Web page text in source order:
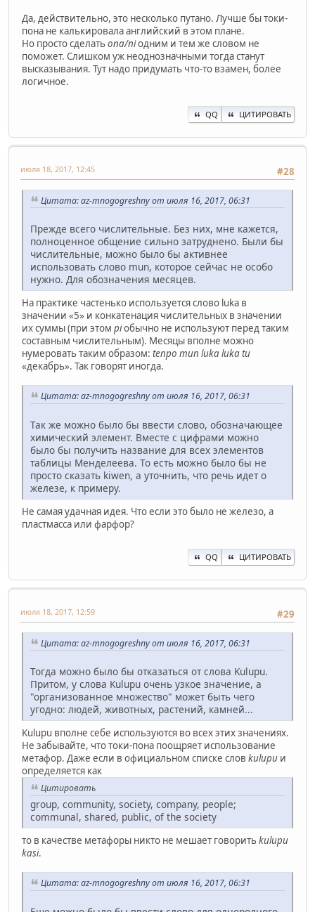
Да, действительно, это несколько путано. Лучше бы токи-
пона не калькировала английский в этом плане.
Но просто сделатьona/niодним и тем же словом не
поможет. Слишком уж неоднозначными тогда станут
высказывания. Тут надо придумать что-то взамен, более
логичное.
QQ ЦИТИРОВАТЬ
#28
июля 18, 2017, 12:45
Цитата: az-mnogogreshny от июля 16, 2017, 06:31
Прежде всего числительные. Без них, мне кажется,
полноценное общение сильно затруднено. Были бы
числительные, можно было бы активнее
использовать слово mun, которое сейчас не особо
нужно. Для обозначения месяцев.
На практике частенько используется слово luka в
значении «5» и конкатенация числительных в значении
их суммы (при этом piобычно не используют перед таким
составным числительным). Месяцы вполне можно
нумеровать таким образом: tenpo mun luka luka tu
«декабрь». Так говорят иногда.
Цитата: az-mnogogreshny от июля 16, 2017, 06:31
Так же можно было бы ввести слово, обозначающее
химический элемент. Вместе с цифрами можно
было бы получить название для всех элементов
таблицы Менделеева. То есть можно было бы не
просто сказать kiwen, а уточнить, что речь идет о
железе, к примеру.
Не самая удачная идея. Что если это было не железо, а
пластмасса или фарфор?
QQ ЦИТИРОВАТЬ
#29
июля 18, 2017, 12:59
Цитата: az-mnogogreshny от июля 16, 2017, 06:31
Тогда можно было бы отказаться от слова Kulupu.
Притом, у слова Kulupu очень узкое значение, а
"организованное множество" может быть чего
угодно: людей, животных, растений, камней...
Kulupu вполне себе используются во всех этих значениях.
Не забывайте, что токи-пона поощряет использование
метафор. Даже если в официальном списке слов kulupu и
определяется как
Цитировать
group, community, society, company, people;
communal, shared, public, of the society
то в качестве метафоры никто не мешает говоритьkulupu
kasi.
Цитата: az-mnogogreshny от июля 16, 2017, 06:31